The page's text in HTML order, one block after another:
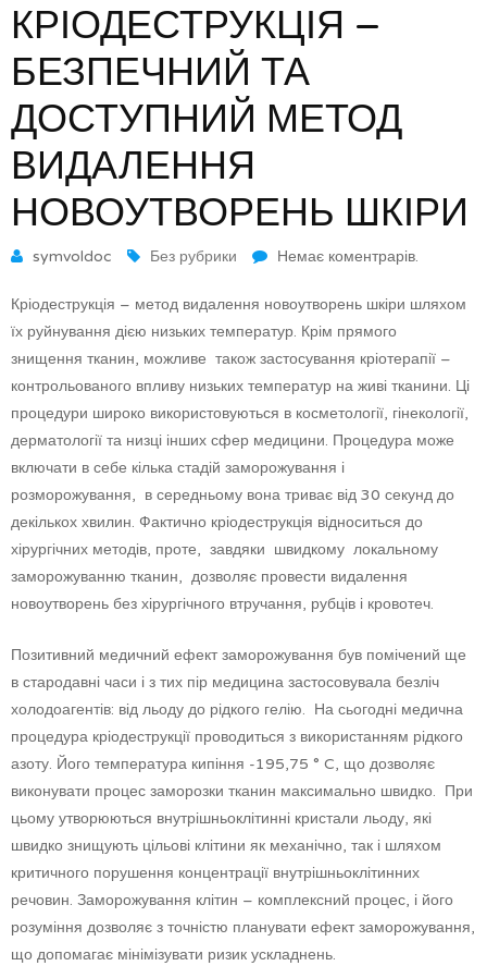
КРІОДЕСТРУКЦІЯ –
БЕЗПЕЧНИЙ ТА
ДОСТУПНИЙ МЕТОД
ВИДАЛЕННЯ
НОВОУТВОРЕНЬ ШКІРИ
symvoldoc Без рубрики Немає коментрарів.
Кріодеструкція – метод видалення новоутворень шкіри шляхом
їх руйнування дією низьких температур. Крім прямого
знищення тканин, можливе також застосування кріотерапії –
контрольованого впливу низьких температур на живі тканини. Ці
процедури широко використовуються в косметології, гінекології,
дерматології та низці інших сфер медицини. Процедура може
включати в себе кілька стадій заморожування і
розморожування, в середньому вона триває від 30 секунд до
декількох хвилин. Фактично кріодеструкція відноситься до
хірургічних методів, проте, завдяки швидкому локальному
заморожуванню тканин, дозволяє провести видалення
новоутворень без хірургічного втручання, рубців і кровотеч.
Позитивний медичний ефект заморожування був помічений ще
в стародавні часи і з тих пір медицина застосовувала безліч
холодоагентів: від льоду до рідкого гелію. На сьогодні медична
процедура кріодеструкції проводиться з використанням рідкого
азоту. Його температура кипіння -195,75 ° C, що дозволяє
виконувати процес заморозки тканин максимально швидко. При
цьому утворюються внутрішньоклітинні кристали льоду, які
швидко знищують цільові клітини як механічно, так і шляхом
критичного порушення концентрації внутрішньоклітинних
речовин. Заморожування клітин – комплексний процес, і його
розуміння дозволяє з точністю планувати ефект заморожування,
що допомагає мінімізувати ризик ускладнень.